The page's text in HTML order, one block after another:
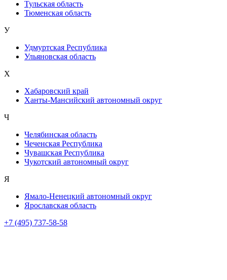
Тульская область
Тюменская область
У
Удмуртская Республика
Ульяновская область
Х
Хабаровский край
Ханты-Мансийский автономный округ
Ч
Челябинская область
Чеченская Республика
Чувашская Республика
Чукотский автономный округ
Я
Ямало-Ненецкий автономный округ
Ярославская область
+7 (495) 737-58-58